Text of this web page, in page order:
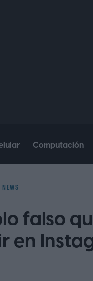
Computación
NEWS
falso
en